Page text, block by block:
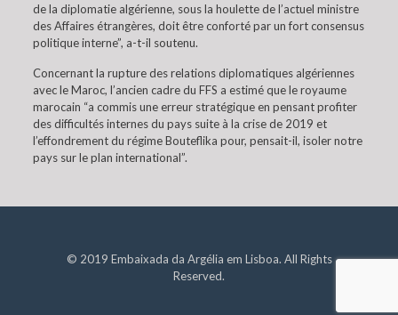
de la diplomatie algérienne, sous la houlette de l’actuel ministre
des Affaires étrangères, doit être conforté par un fort consensus
politique interne”, a-t-il soutenu.
Concernant la rupture des relations diplomatiques algériennes
avec le Maroc, l’ancien cadre du FFS a estimé que le royaume
marocain “a commis une erreur stratégique en pensant profiter
des difficultés internes du pays suite à la crise de 2019 et
l’effondrement du régime Bouteflika pour, pensait-il, isoler notre
pays sur le plan international”.
© 2019 Embaixada da Argélia em Lisboa. All Rights
Reserved.